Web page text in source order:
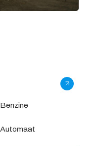
Benzine
Automaat